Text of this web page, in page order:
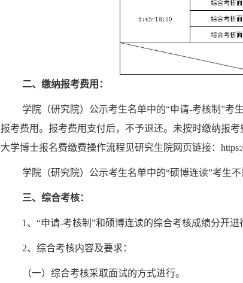
二、缴纳报考费用：
学院（研究院）公示考生名单中的“申请-考核制”考
报考费用。报考费用支付后，不予退还。未按时缴纳报
大学博士报名费缴费操作流程见研究生院网页链接：https://
学院（研究院）公示考生名单中的“硕博连读”考生不
三、综合考核：
1、“申请-考核制”和硕博连读的综合考核成绩分开进
2、综合考核内容及要求：
（一）综合考核采取面试的方式进行。